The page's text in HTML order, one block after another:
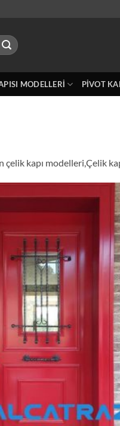
MODELLERI PIVOT
kapı modelleri,Çelik